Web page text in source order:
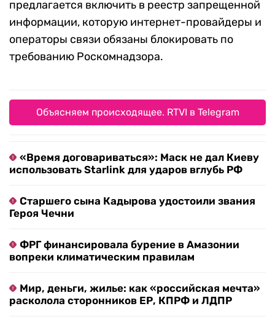
предлагается включить в реестр запрещенной
информации, которую интернет-провайдеры и
операторы связи обязаны блокировать по
требованию Роскомнадзора.
Объясняем происходящее. RTVI в Telegram
«Время договариваться»: Маск не дал Киеву
использовать Starlink для ударов вглубь РФ
Старшего сына Кадырова удостоили звания
Героя Чечни
ФРГ финансировала бурение в Амазонии
вопреки климатическим правилам
Мир, деньги, жилье: как «российская мечта»
расколола сторонников ЕР, КПРФ и ЛДПР